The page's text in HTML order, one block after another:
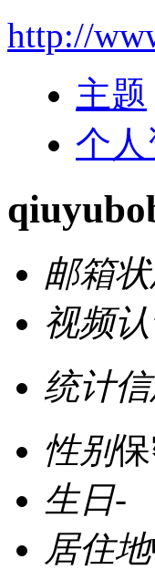
http://
主题
个
邮箱
视频
统计
性别
生日-
居住地